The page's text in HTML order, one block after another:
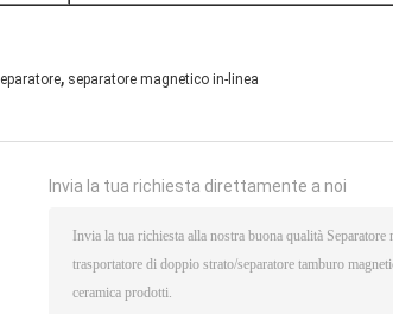
, separatore magnetico in-linea
Invia la tua richiesta direttamente a noi